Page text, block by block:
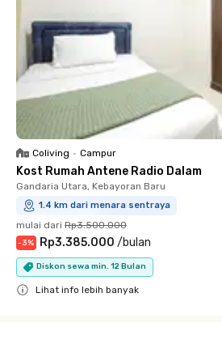
Coliving • Campur
Kost Rumah Antene Radio Dalam
Gandaria Utara, Kebayoran Baru
1.4 km dari menara sentraya
mulai dari Rp3.500.000
-3% Rp3.385.000 /bulan
Diskon sewa min. 12 Bulan
Lihat info lebih banyak